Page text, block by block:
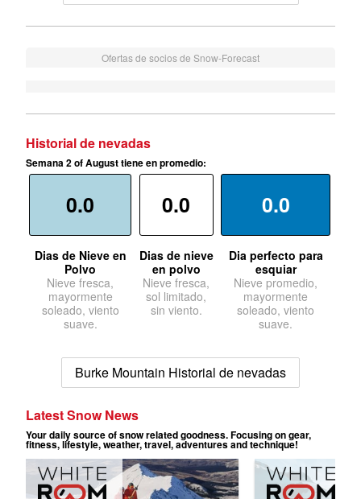
Ofertas de socios de Snow-Forecast
Historial de nevadas
Semana 2 of August tiene en promedio:
0.0
Dias de Nieve en
Polvo
Nieve fresca,
mayormente
soleado, viento
suave.
0.0
Dias de nieve
en polvo
Nieve fresca,
sol limitado,
sin viento.
0.0
Dia perfecto para
esquiar
Nieve promedio,
mayormente
soleado, viento
suave.
Burke Mountain Historial de nevadas